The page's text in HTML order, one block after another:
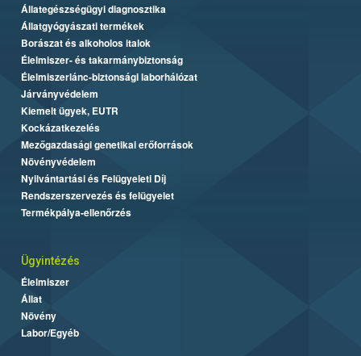
Állategészségügyi diagnosztika
Állatgyógyászati termékek
Borászat és alkoholos italok
Élelmiszer- és takarmánybiztonság
Élelmiszerlánc-biztonsági laborhálózat
Járványvédelem
Kiemelt ügyek, EUTR
Kockázatkezelés
Mezőgazdasági genetikai erőforrások
Növényvédelem
Nyilvántartási és Felügyeleti Díj
Rendszerszervezés és felügyelet
Termékpálya-ellenőrzés
Ügyintézés
Élelmiszer
Állat
Növény
Labor/Egyéb